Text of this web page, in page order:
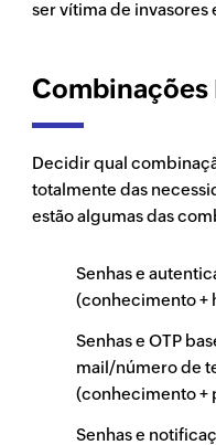
ser vítima de invasores
Combinações
Decidir qual
totalmente das
estão algumas das
Senhas e
(conhecimento +
Senhas e OTP
mail/número de
(conhecimento +
Senhas e